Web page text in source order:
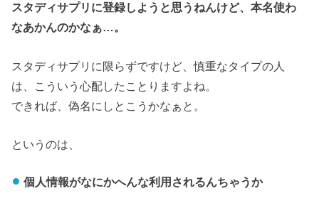
スタディサプリに登録しようと思うねんけど、本名使わ
なあかんのかなぁ…。
スタディサプリに限らずですけど、慎重なタイプの人
は、こういう心配したことりますよね。
できれば、偽名にしとこうかなぁと。
というのは、
個人情報がなにかへんな利用されるんちゃうか